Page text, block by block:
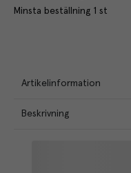
Minsta beställning 1 st
Artikelinformation
Beskrivning